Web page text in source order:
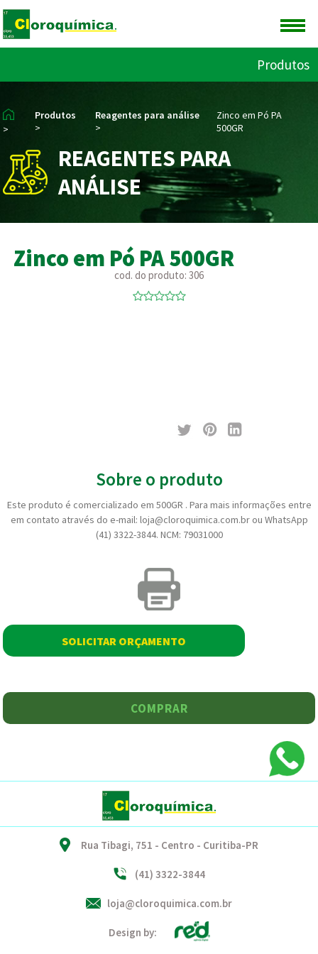
Produtos
>
Produtos
>
Reagentes para análise
>
Zinco em Pó PA
500GR
REAGENTES PARA
ANÁLISE
Zinco em Pó PA 500GR
cod. do produto: 306
Sobre o produto
Este produto é comercializado em 500GR . Para mais informações entre
em contato através do e-mail: loja@cloroquimica.com.br ou WhatsApp
(41) 3322-3844. NCM: 79031000
SOLICITAR ORÇAMENTO
COMPRAR
Rua Tibagi, 751 - Centro - Curitiba-PR
(41) 3322-3844
loja@cloroquimica.com.br
Design by: